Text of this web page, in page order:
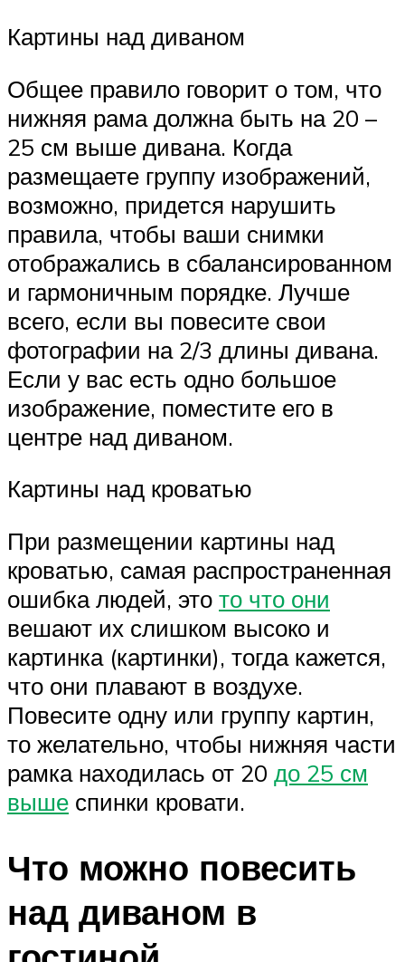
Картины над диваном
Общее правило говорит о том, что
нижняя рама должна быть на 20 –
25 см выше дивана. Когда
размещаете группу изображений,
возможно, придется нарушить
правила, чтобы ваши снимки
отображались в сбалансированном
и гармоничным порядке. Лучше
всего, если вы повесите свои
фотографии на 2/3 длины дивана.
Если у вас есть одно большое
изображение, поместите его в
центре над диваном.
Картины над кроватью
При размещении картины над
кроватью, самая распространенная
ошибка людей, это то что они
вешают их слишком высоко и
картинка (картинки), тогда кажется,
что они плавают в воздухе.
Повесите одну или группу картин,
то желательно, чтобы нижняя части
рамка находилась от 20 до 25 см
выше спинки кровати.
Что можно повесить
над диваном в